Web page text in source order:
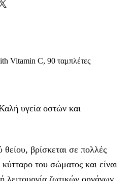
Vitamin C, 90 ταμπλέτες
υγεία οστών και
βρίσκεται σε πολλές
του σώματος και είναι